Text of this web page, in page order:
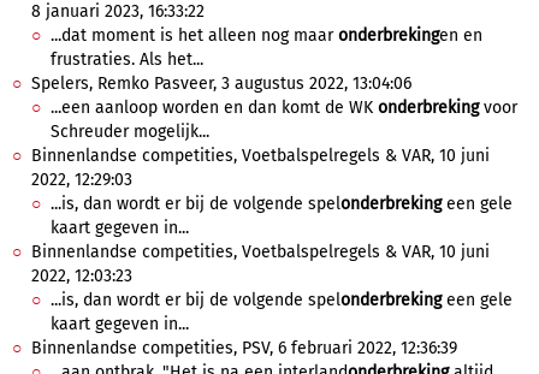
8 januari 2023, 16:33:22
...dat moment is het alleen nog maaronderbrekingen en
frustraties. Als het...
Spelers, Remko Pasveer, 3 augustus 2022, 13:04:06
...een aanloop worden en dan komt de WK onderbrekingvoor
Schreuder mogelijk...
Binnenlandse competities, Voetbalspelregels & VAR, 10 juni
2022, 12:29:03
...is, dan wordt er bij de volgende spelonderbrekingeen gele
kaart gegeven in...
Binnenlandse competities, Voetbalspelregels & VAR, 10 juni
2022, 12:03:23
...is, dan wordt er bij de volgende spelonderbrekingeen gele
kaart gegeven in...
Binnenlandse competities, PSV, 6 februari 2022, 12:36:39